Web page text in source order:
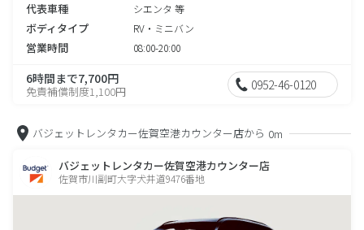
代表車種 シエンタ 等
ボディタイプ RV・ミニバン
営業時間 08:00-20:00
6時間まで7,700円
免責補償制度1,100円 0952-46-0120
バジェットレンタカー佐賀空港カウンター店から 0m
バジェットレンタカー佐賀空港カウンター店
佐賀市川副町大字犬井道9476番地